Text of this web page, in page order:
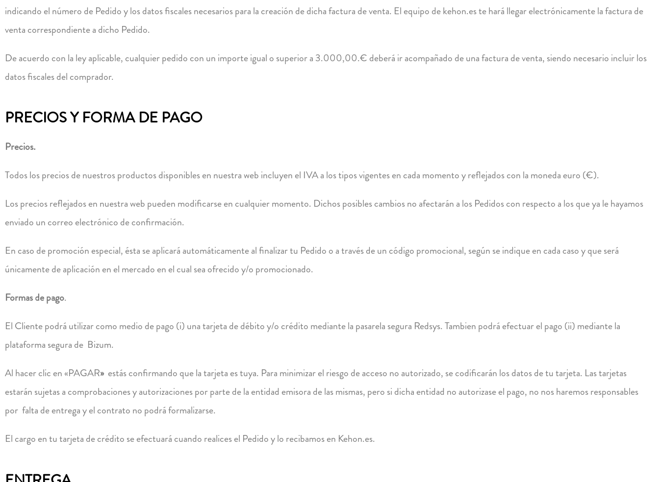
indicando el número de Pedido y los datos fiscales necesarios para la creación de dicha factura de venta. El equipo de kehon.es te hará llegar electrónicamente la factura de
venta correspondiente a dicho Pedido.
De acuerdo con la ley aplicable, cualquier pedido con un importe igual o superior a 3.000,00.€ deberá ir acompañado de una factura de venta, siendo necesario incluir los
datos fiscales del comprador.
PRECIOS Y FORMA DE PAGO
Precios.
Todos los precios de nuestros productos disponibles en nuestra web incluyen el IVA a los tipos vigentes en cada momento y reflejados con la moneda euro (€).
Los precios reflejados en nuestra web pueden modificarse en cualquier momento. Dichos posibles cambios no afectarán a los Pedidos con respecto a los que ya le hayamos
enviado un correo electrónico de confirmación.
En caso de promoción especial, ésta se aplicará automáticamente al finalizar tu Pedido o a través de un código promocional, según se indique en cada caso y que será
únicamente de aplicación en el mercado en el cual sea ofrecido y/o promocionado.
Formas de pago.
El Cliente podrá utilizar como medio de pago (i) una tarjeta de débito y/o crédito mediante la pasarela segura Redsys. Tambien podrá efectuar el pago (ii) mediante la
plataforma segura de Bizum.
Al hacer clic en «PAGAR» estás confirmando que la tarjeta es tuya. Para minimizar el riesgo de acceso no autorizado, se codificarán los datos de tu tarjeta. Las tarjetas
estarán sujetas a comprobaciones y autorizaciones por parte de la entidad emisora de las mismas, pero si dicha entidad no autorizase el pago, no nos haremos responsables
por falta de entrega y el contrato no podrá formalizarse.
El cargo en tu tarjeta de crédito se efectuará cuando realices el Pedido y lo recibamos en Kehon.es.